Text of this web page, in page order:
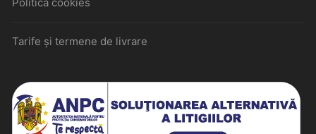
Tarife și termene de livrare